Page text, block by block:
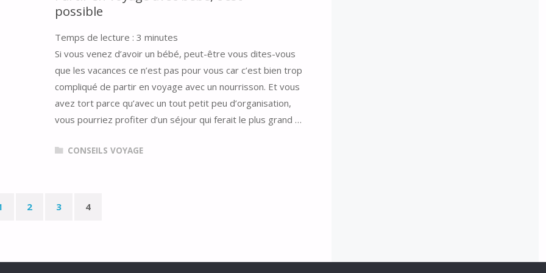
possible
Temps de lecture : 3 minutes
Si vous venez d’avoir un bébé, peut-être vous dites-vous
que les vacances ce n’est pas pour vous car c’est bien trop
compliqué de partir en voyage avec un nourrisson. Et vous
avez tort parce qu’avec un tout petit peu d’organisation,
vous pourriez profiter d’un séjour qui ferait le plus grand …
CONSEILS VOYAGE
2 3 4